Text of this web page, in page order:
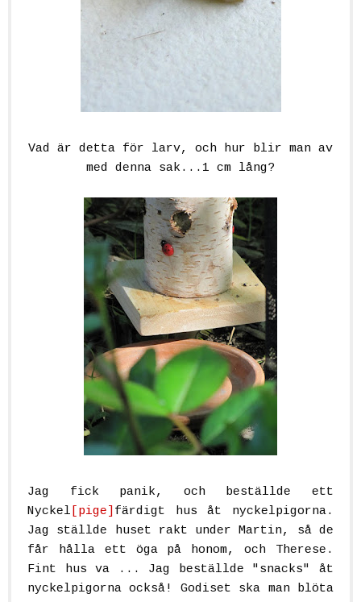
Vad är detta för larv, och hur blir man av
med denna sak...1 cm lång?
Jag fick panik, och beställde ett
Nyckel [pige] färdigt hus åt nyckelpigorna.
Jag ställde huset rakt under Martin, så de
får hålla ett öga på honom, och Therese.
Fint hus va ... Jag beställde "snacks" åt
nyckelpigorna också! Godiset ska man blöta